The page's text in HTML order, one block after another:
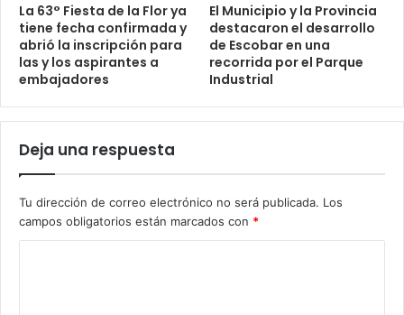
La 63° Fiesta de la Flor ya
tiene fecha confirmada y
abrió la inscripción para
las y los aspirantes a
embajadores
El Municipio y la Provincia
destacaron el desarrollo
de Escobar en una
recorrida por el Parque
Industrial
Deja una respuesta
Tu dirección de correo electrónico no será publicada. Los
campos obligatorios están marcados con *